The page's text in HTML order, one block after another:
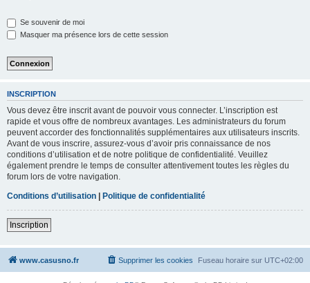
Se souvenir de moi
Masquer ma présence lors de cette session
INSCRIPTION
Vous devez être inscrit avant de pouvoir vous connecter. L’inscription est
rapide et vous offre de nombreux avantages. Les administrateurs du forum
peuvent accorder des fonctionnalités supplémentaires aux utilisateurs inscrits.
Avant de vous inscrire, assurez-vous d’avoir pris connaissance de nos
conditions d’utilisation et de notre politique de confidentialité. Veuillez
également prendre le temps de consulter attentivement toutes les règles du
forum lors de votre navigation.
Conditions d’utilisation | Politique de confidentialité
Inscription
www.casusno.fr Fuseau horaire sur UTC+02:00
Supprimer les cookies